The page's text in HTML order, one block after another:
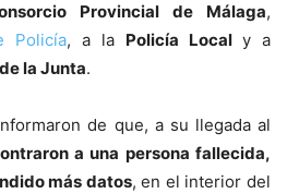
Provincial de Málaga,
Policía, a la Policía Local y a
la Junta.
de que, a su llegada al
a una persona fallecida,
más datos, en el interior del